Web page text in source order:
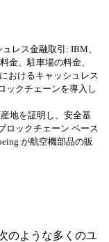
レス金融取引: IBM、
金、駐車場の料金、
おけるキャッシュレス
ックチェーンを導入し
地を証明し、安全基
ロックチェーン ベース
が航空機部品の販
のような多くのユ